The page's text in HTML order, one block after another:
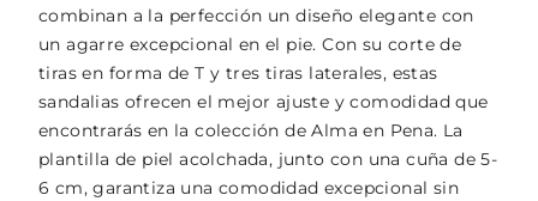
combinan a la perfección un diseño elegante con
un agarre excepcional en el pie. Con su corte de
tiras en forma de T y tres tiras laterales, estas
sandalias ofrecen el mejor ajuste y comodidad que
encontrarás en la colección de Alma en Pena. La
plantilla de piel acolchada, junto con una cuña de 5-
6 cm, garantiza una comodidad excepcional sin